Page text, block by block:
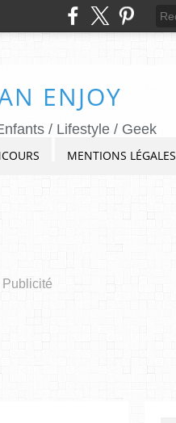
ENJOY
/ Lifestyle / Geek
MENTIONS LÉGALES
Publicité